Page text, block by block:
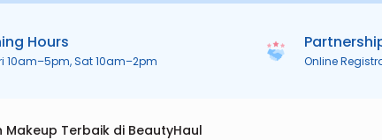
Hours
10am–5pm, Sat 10am–2pm Online
Terbaik di BeautyHaul